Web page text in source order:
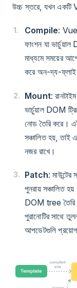
উচ্চ স্তরে, যখন একটি
Compile: Vue
ফাংশন যা
মাধ্যমে সময়ের
করে অন-দ্য-ফ্লাই
Mount:
ভার্চুয়াল DOM
নোড তৈরি করে।
সঞ্চালিত হয়, তাই
নজর রাখে।
Patch:
পুনরায় সঞ্চালিত
DOM tree তৈরি
পুরানোটির সাথে
আপডেটগুলি প্রয়োগ